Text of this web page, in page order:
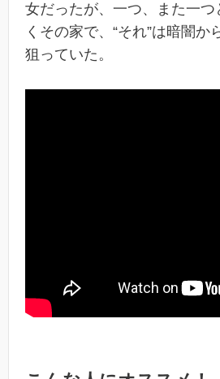
女だったが、一つ、また一つ
くその家で、“それ”は暗闇か
狙っていた。